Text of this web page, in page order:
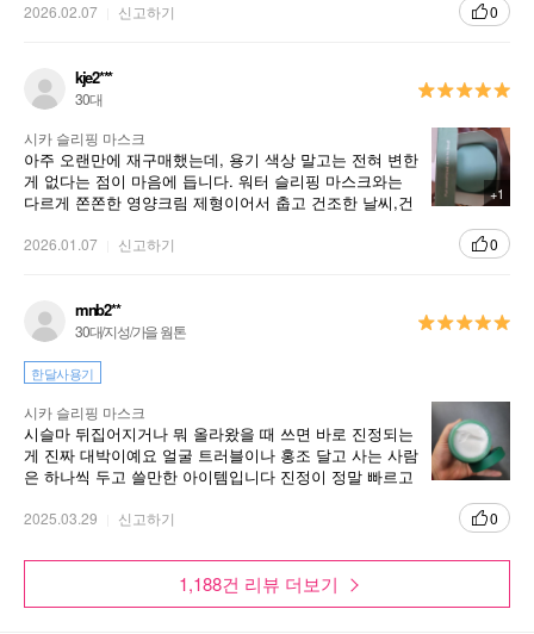
2026.02.07 신고하기 0
kje2***
30대
+1
시카 슬리핑 마스크
아주 오랜만에 재구매했는데, 용기 색상 말고는 전혀 변한
게 없다는 점이 마음에 듭니다. 워터 슬리핑 마스크와는
다르게 쫀쫀한 영양크림 제형이어서 춥고 건조한 날씨,건
2026.01.07 신고하기 0
mnb2**
30대/지성/가을 웜톤
한달사용기
시카 슬리핑 마스크
시슬마 뒤집어지거나 뭐 올라왔을 때 쓰면 바로 진정되는
게 진짜 대박이예요 얼굴 트러블이나 홍조 달고 사는 사람
은 하나씩 두고 쓸만한 아이템입니다 진정이 정말 빠르고
것 같아요!
2025.03.29 신고하기 0
1,188건 리뷰 더보기